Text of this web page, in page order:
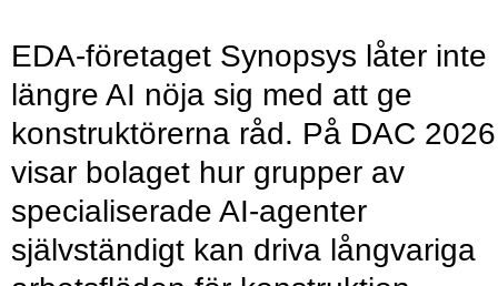
EDA-företaget Synopsys låter inte
längre AI nöja sig med att ge
konstruktörerna råd. På DAC 2026
visar bolaget hur grupper av
specialiserade AI-agenter
självständigt kan driva långvariga